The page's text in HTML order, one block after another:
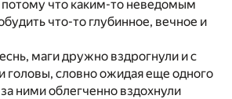
что каким-то неведомым
что-то глубинное, вечное и
маги дружно вздрогнули и с
головы, словно ожидая еще одного
ними облегченно вздохнули